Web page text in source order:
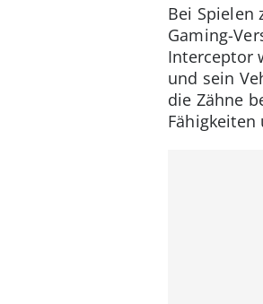
Bei Spielen
Gaming-
Interceptor
und sein
die Zähne